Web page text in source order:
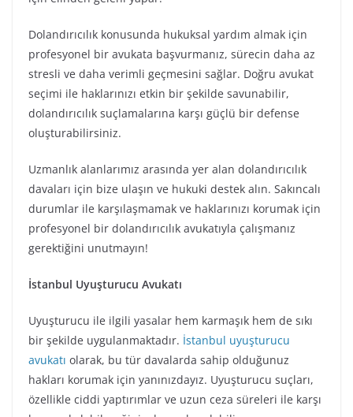
Dolandırıcılık konusunda hukuksal yardım almak için
profesyonel bir avukata başvurmanız, sürecin daha az
stresli ve daha verimli geçmesini sağlar. Doğru avukat
seçimi ile haklarınızı etkin bir şekilde savunabilir,
dolandırıcılık suçlamalarına karşı güçlü bir defense
oluşturabilirsiniz.
Uzmanlık alanlarımız arasında yer alan dolandırıcılık
davaları için bize ulaşın ve hukuki destek alın. Sakıncalı
durumlar ile karşılaşmamak ve haklarınızı korumak için
profesyonel bir dolandırıcılık avukatıyla çalışmanız
gerektiğini unutmayın!
İstanbul Uyuşturucu Avukatı
Uyuşturucu ile ilgili yasalar hem karmaşık hem de sıkı
bir şekilde uygulanmaktadır. İstanbul uyuşturucu
avukatı olarak, bu tür davalarda sahip olduğunuz
hakları korumak için yanınızdayız. Uyuşturucu suçları,
özellikle ciddi yaptırımlar ve uzun ceza süreleri ile karşı